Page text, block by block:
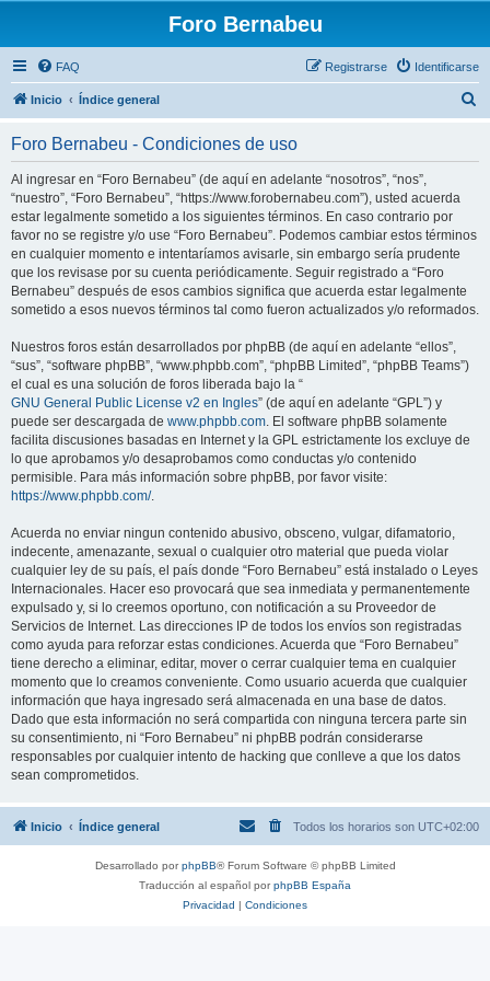
Foro Bernabeu
FAQ Identificarse
Registrarse
Inicio Índice general
Foro Bernabeu - Condiciones de uso
Al ingresar en “Foro Bernabeu” (de aquí en adelante “nosotros”, “nos”,
“nuestro”, “Foro Bernabeu”, “https://www.forobernabeu.com”), usted acuerda
estar legalmente sometido a los siguientes términos. En caso contrario por
favor no se registre y/o use “Foro Bernabeu”. Podemos cambiar estos términos
en cualquier momento e intentaríamos avisarle, sin embargo sería prudente
que los revisase por su cuenta periódicamente. Seguir registrado a “Foro
Bernabeu” después de esos cambios significa que acuerda estar legalmente
sometido a esos nuevos términos tal como fueron actualizados y/o reformados.
Nuestros foros están desarrollados por phpBB (de aquí en adelante “ellos”,
“sus”, “software phpBB”, “www.phpbb.com”, “phpBB Limited”, “phpBB Teams”)
el cual es una solución de foros liberada bajo la “
GNU General Public License v2 en Ingles” (de aquí en adelante “GPL”) y
puede ser descargada de www.phpbb.com. El software phpBB solamente
facilita discusiones basadas en Internet y la GPL estrictamente los excluye de
lo que aprobamos y/o desaprobamos como conductas y/o contenido
permisible. Para más información sobre phpBB, por favor visite:
https://www.phpbb.com/.
Acuerda no enviar ningun contenido abusivo, obsceno, vulgar, difamatorio,
indecente, amenazante, sexual o cualquier otro material que pueda violar
cualquier ley de su país, el país donde “Foro Bernabeu” está instalado o Leyes
Internacionales. Hacer eso provocará que sea inmediata y permanentemente
expulsado y, si lo creemos oportuno, con notificación a su Proveedor de
Servicios de Internet. Las direcciones IP de todos los envíos son registradas
como ayuda para reforzar estas condiciones. Acuerda que “Foro Bernabeu”
tiene derecho a eliminar, editar, mover o cerrar cualquier tema en cualquier
momento que lo creamos conveniente. Como usuario acuerda que cualquier
información que haya ingresado será almacenada en una base de datos.
Dado que esta información no será compartida con ninguna tercera parte sin
su consentimiento, ni “Foro Bernabeu” ni phpBB podrán considerarse
responsables por cualquier intento de hacking que conlleve a que los datos
sean comprometidos.
Inicio Índice general Todos los horarios son UTC+02:00
Desarrollado porphpBB® Forum Software © phpBB Limited
Traducción al español porphpBB España
Privacidad | Condiciones